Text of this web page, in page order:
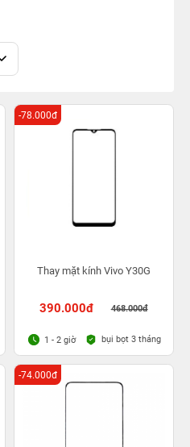
Thay mặt kính Vivo Y30G
390.000đ 468.000đ
-78.000đ
1 - 2 giờ bụi bọt 3 tháng
-74.000đ